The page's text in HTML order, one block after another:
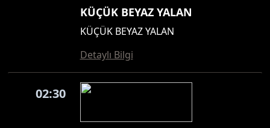
KÜÇÜK BEYAZ YALAN
KÜÇÜK BEYAZ YALAN
Detaylı Bilgi
02:30